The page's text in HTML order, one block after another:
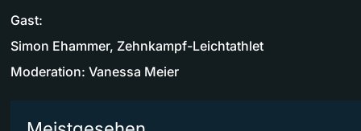
Gast:
Simon Ehammer, Zehnkampf-Leichtathlet
Moderation: Vanessa Meier